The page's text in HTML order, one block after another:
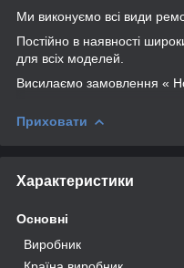
Ми виконуємо всі види
Постійно в наявності
для всіх моделей.
Висилаємо замовлення «
Приховати
Характеристики
Основні
Виробник